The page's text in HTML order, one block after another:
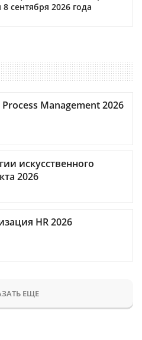
8 сентября 2026 года
Process Management 2026
искусственного
2026
HR 2026
ЕЩЕ